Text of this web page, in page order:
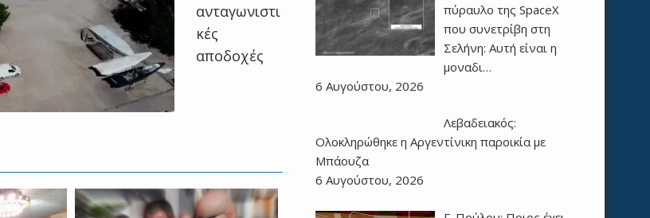
ανταγωνιστι
κές
αποδοχές
πύραυλο της SpaceX
που συνετρίβη στη
Σελήνη: Αυτή είναι η
μοναδι…
6 Αυγούστου, 2026
Λεβαδειακός:
Ολοκληρώθηκε η Αργεντίνικη παροικία με
Μπάουζα
6 Αυγούστου, 2026